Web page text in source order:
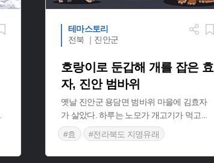
테마스토리
전북 ｜진안군
호랑이로 둔갑해 개를 잡은 효
자, 진안 범바위
옛날 진안군 용담면 범바위 마을에 김효자
가 살았다. 하루는 노모가 개고기가 먹고
#효
#전라북도 지명유래